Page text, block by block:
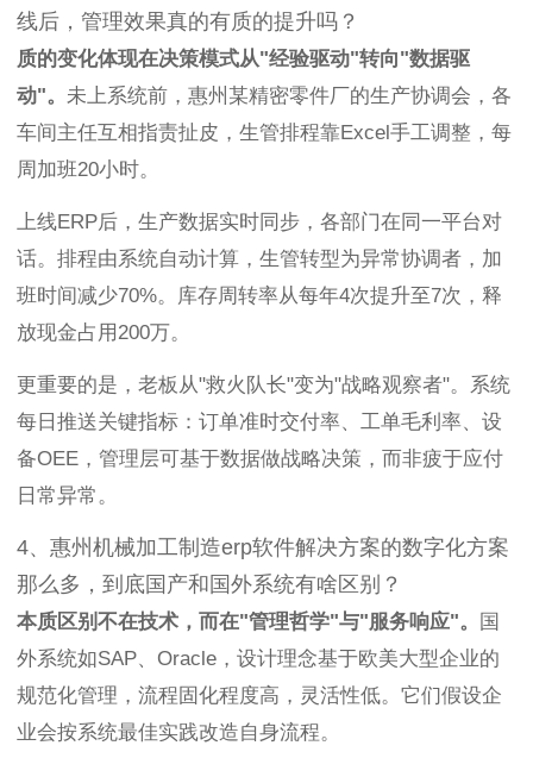
线后，管理效果真的有质的提升吗？
质的变化体现在决策模式从"经验驱动"转向"数据驱
动"。 未上系统前，惠州某精密零件厂的生产协调会，各
车间主任互相指责扯皮，生管排程靠Excel手工调整，每
周加班20小时。
上线ERP后，生产数据实时同步，各部门在同一平台对
话。排程由系统自动计算，生管转型为异常协调者，加
班时间减少70%。库存周转率从每年4次提升至7次，释
放现金占用200万。
更重要的是，老板从"救火队长"变为"战略观察者"。系统
每日推送关键指标：订单准时交付率、工单毛利率、设
备OEE，管理层可基于数据做战略决策，而非疲于应付
日常异常。
4、惠州机械加工制造erp软件解决方案的数字化方案
那么多，到底国产和国外系统有啥区别？
本质区别不在技术，而在"管理哲学"与"服务响应"。
国
外系统如SAP、Oracle，设计理念基于欧美大型企业的
规范化管理，流程固化程度高，灵活性低。它们假设企
业会按系统最佳实践改造自身流程。